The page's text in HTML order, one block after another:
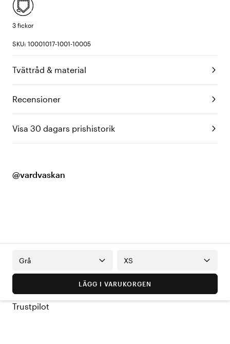
3 fickor
SKU: 10001017-1001-10005
Tvättråd & material
Recensioner
Visa 30 dagars prishistorik
@vardvaskan
Grå XS
LÄGG I VARUKORGEN
Trustpilot